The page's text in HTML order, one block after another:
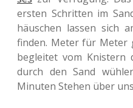
ersten Schrit­ten im
häus­chen lassen sich
finden. Meter für Meter
beglei­tet vom
durch den Sand
Minu­ten Stehen über